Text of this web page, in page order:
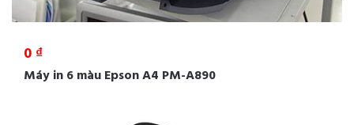
0 ₫
Máy in 6 màu Epson A4 PM-A890